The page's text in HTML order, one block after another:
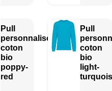
Pull
personnalisé
coton
bio
poppy-
red
Pull
coton
bio
light-